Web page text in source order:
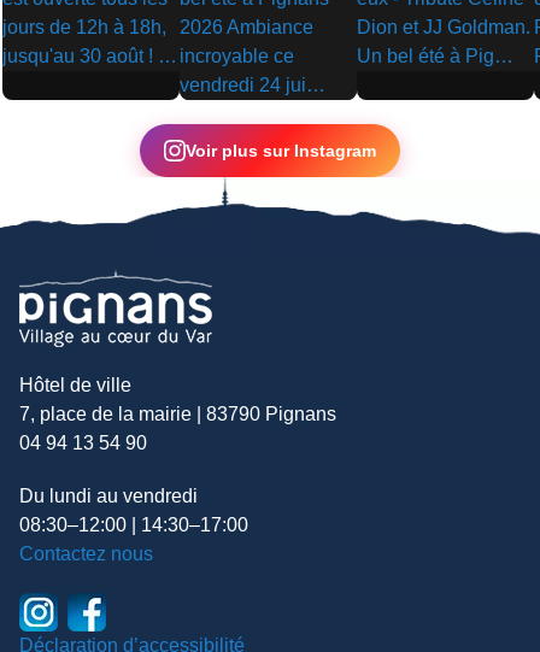
▶
▶
▶
Voir plus sur Instagram
Hôtel de ville
7, place de la mairie | 83790 Pignans
04 94 13 54 90
Du lundi au vendredi
08:30–12:00 | 14:30–17:00
Contactez nous
Déclaration d’accessibilité